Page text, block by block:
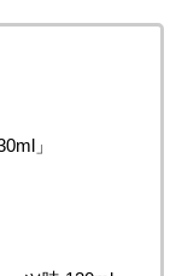
」